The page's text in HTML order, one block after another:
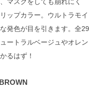
ップカラー。ウルトラモイ
発色が目を引きます。全29
ートラルベージュやオレン
るはず！